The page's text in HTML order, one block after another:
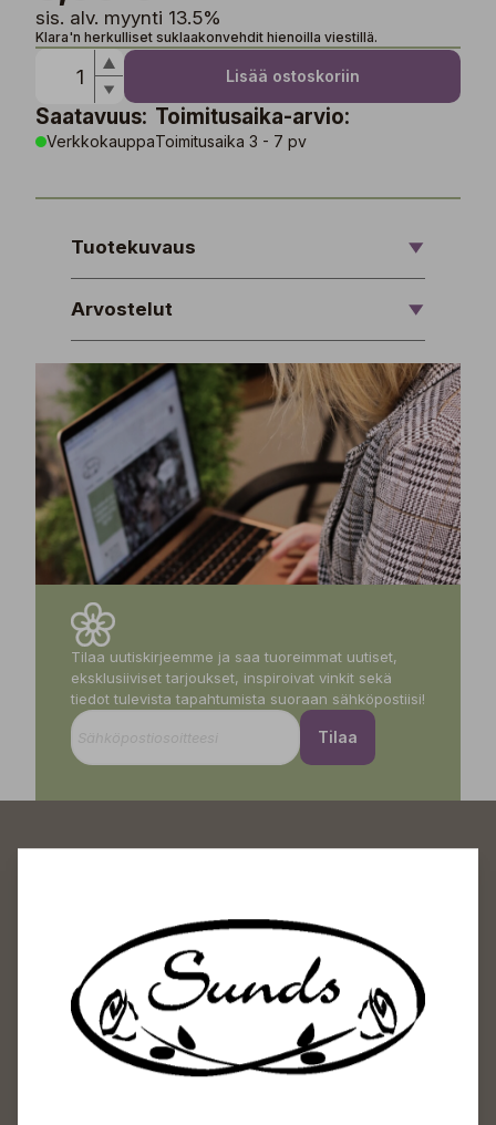
sis. alv. myynti 13.5%
Klara'n herkulliset suklaakonvehdit hienoilla viestillä.
Lisää ostoskoriin
Saatavuus:
Verkkokauppa
Toimitusaika-arvio:
Toimitusaika 3 - 7 pv
Tuotekuvaus
Arvostelut
Tilaa uutiskirjeemme ja saa tuoreimmat uutiset,
eksklusiiviset tarjoukset, inspiroivat vinkit sekä
tiedot tulevista tapahtumista suoraan sähköpostiisi!
Tilaa
Sundin Puutarhakeskus
Avoinna
Arkisin 09-18
Lauantaisin 09-16